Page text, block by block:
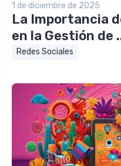
1 de diciembre de 2025
La Importancia
en la Gestión de
Redes Sociales